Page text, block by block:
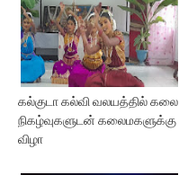
கல்குடா கல்வி வலயத்தில் கலை
நிகழ்வுகளுடன் கலைமகளுக்கு
விழா